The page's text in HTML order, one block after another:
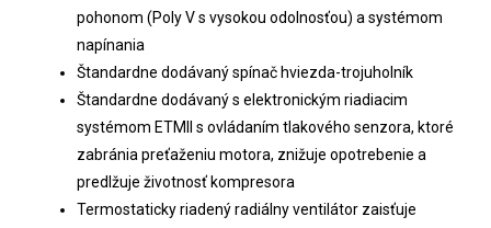
pohonom (Poly V s vysokou odolnosťou) a systémom
napínania
Štandardne dodávaný spínač hviezda-trojuholník
Štandardne dodávaný s elektronickým riadiacim
systémom ETMII s ovládaním tlakového senzora, ktoré
zabránia preťaženiu motora, znižuje opotrebenie a
predlžuje životnosť kompresora
Termostaticky riadený radiálny ventilátor zaisťuje